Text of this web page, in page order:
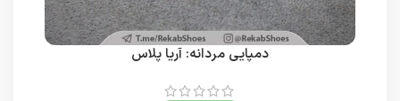
دمپایی مردانه: آریا پلاس